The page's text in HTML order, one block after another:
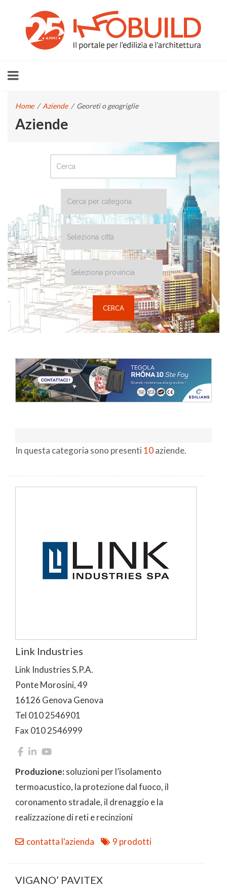
Home / Aziende / Georeti o geogriglie
Aziende
In questa categoria sono presenti 10aziende.
Link Industries
Link Industries S.P.A.
Ponte Morosini, 49
16126 Genova Genova
Tel 010 2546901
Fax 010 2546999
Produzione:soluzioni per l’isolamento
termoacustico, la protezione dal fuoco, il
coronamento stradale, il drenaggio e la
realizzazione di reti e recinzioni
contatta l'azienda 9 prodotti
VIGANO’ PAVITEX